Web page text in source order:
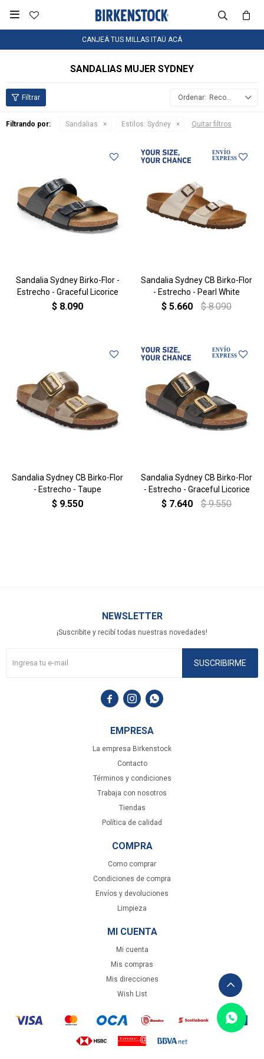

CANJEÁ TUS MILLAS ITAÚ ACÁ
SANDALIAS MUJER SYDNEY
Recomendados
Filtrando por: Sandalias Estilos: Sydney Quitar filtros
Sandalia Sydney Birko-Flor -
Estrecho - Graceful Licorice
$ 8.090
Sandalia Sydney CB Birko-Flor
- Estrecho - Pearl White
$ 5.660 $ 8.090
Sandalia Sydney CB Birko-Flor
- Estrecho - Taupe
$ 9.550
Sandalia Sydney CB Birko-Flor
- Estrecho - Graceful Licorice
$ 7.640 $ 9.550
EMPRESA
La empresa Birkenstock
Contacto
Términos y condiciones
Trabaja con nosotros
Tiendas
Política de calidad
COMPRA
Como comprar
Condiciones de compra
Envíos y devoluciones
Limpieza
MI CUENTA
Mi cuenta
Mis compras
Mis direcciones
Wish List
NEWSLETTER
¡Suscribite y recibí todas nuestras novedades!
SUSCRIBIRME
  